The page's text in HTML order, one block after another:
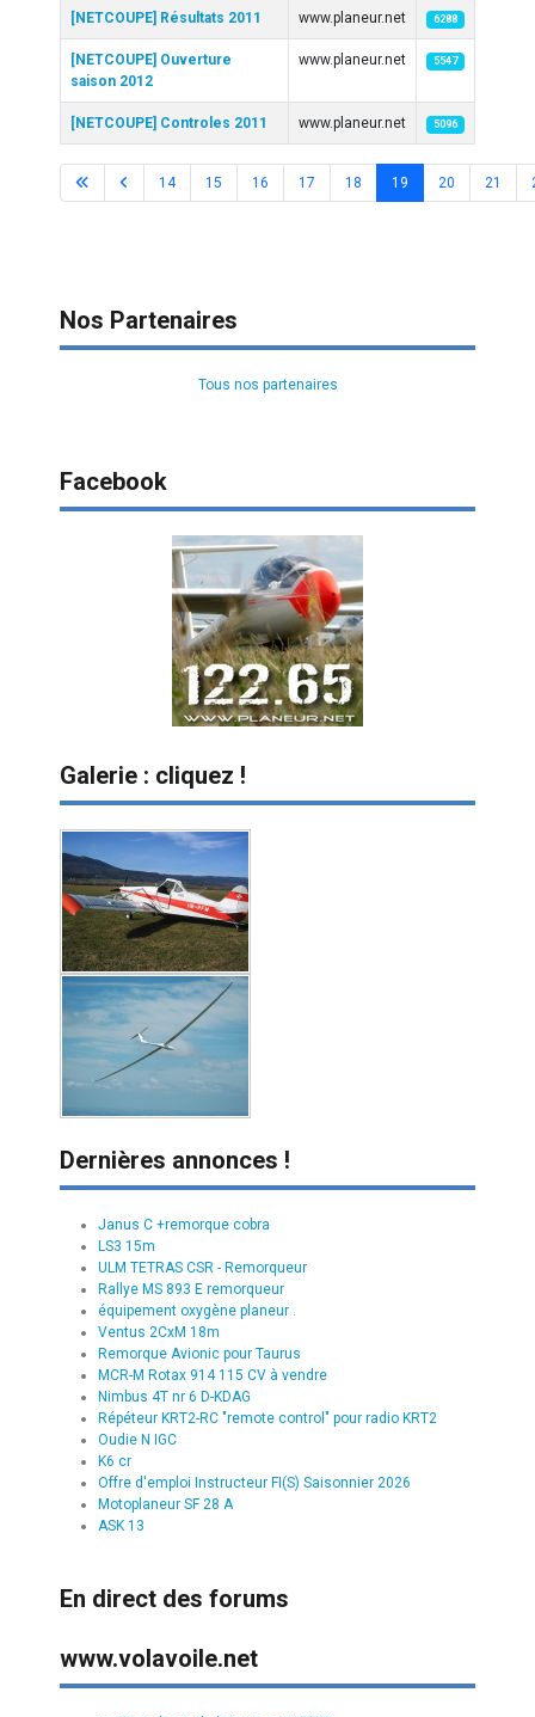
[NETCOUPE] Résultats 2011 www.planeur.net 6288
[NETCOUPE] Ouverture
saison 2012
www.planeur.net 5547
[NETCOUPE] Controles 2011 www.planeur.net 5096
Page 19 sur 29
14 15 16 17 18 19 20 21
Nos Partenaires
Tous nos partenaires
Facebook
Galerie : cliquez !
Dernières annonces !
Janus C +remorque cobra
LS3 15m
ULM TETRAS CSR - Remorqueur
Rallye MS 893 E remorqueur
équipement oxygène planeur .
Ventus 2CxM 18m
Remorque Avionic pour Taurus
MCR-M Rotax 914 115 CV à vendre
Nimbus 4T nr 6 D-KDAG
Répéteur KRT2-RC "remote control" pour radio KRT2
Oudie N IGC
K6 cr
Offre d'emploi Instructeur FI(S) Saisonnier 2026
Motoplaneur SF 28 A
ASK 13
En direct des forums
www.volavoile.net